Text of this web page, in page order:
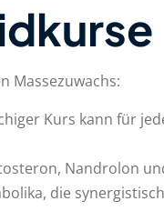
Massezuwachs:
Kurs kann für
Nandrolon
die